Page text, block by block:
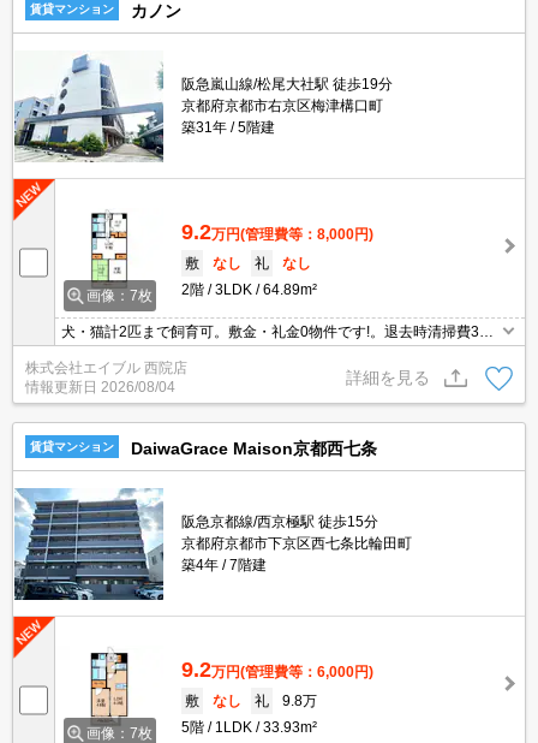
賃貸マンション カノン
阪急嵐山線/松尾大社駅 徒歩19分
京都府京都市右京区梅津構口町
築31年
5階建
画像：7枚
9.2万円(管理費等：8,000円)
敷
なし 礼
なし
2階
3LDK 64.89m²
犬・猫計2匹まで飼育可。敷金・礼金0物件です!。退去時清掃費33,0
株式会社エイブル 西院店
情報更新日 2026/08/04
詳細を見る
賃貸マンション DaiwaGrace Maison京都西七条
阪急京都線/西京極駅 徒歩15分
京都府京都市下京区西七条比輪田町
築4年
7階建
画像：7枚
9.2万円(管理費等：6,000円)
敷
なし 礼
9.8万
5階
1LDK 33.93m²